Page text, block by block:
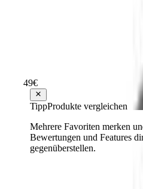
BF Goodrich G
Empfehlenswert
49€
90,42 €
Testsieger
BF Goodrich G
TippProdukte vergleichen
Mehrere Favoriten merken
Bewertungen und Features
gegenüberstellen.